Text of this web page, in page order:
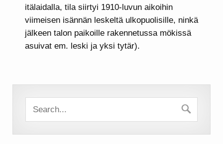
itälaidalla, tila siirtyi 1910-luvun aikoihin
viimeisen isännän leskeltä ulkopuolisille, ninkä
jälkeen talon paikoille rakennetussa mökissä
asuivat em. leski ja yksi tytär).